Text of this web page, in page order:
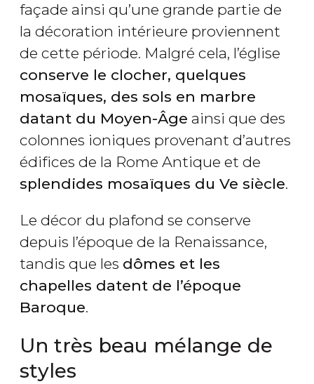
façade ainsi qu’une grande partie de
la décoration intérieure proviennent
de cette période. Malgré cela, l’église
conserve le clocher, quelques
mosaïques, des sols en marbre
datant du Moyen-Âge ainsi que des
colonnes ioniques provenant d’autres
édifices de la Rome Antique et de
splendides mosaïques du Ve siècle.
Le décor du plafond se conserve
depuis l’époque de la Renaissance,
tandis que les dômes et les
chapelles datent de l’époque
Baroque.
Un très beau mélange de
styles